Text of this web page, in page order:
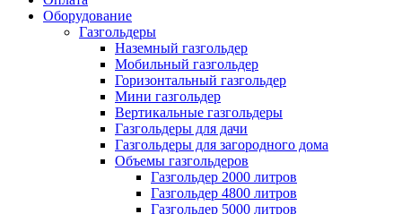
Оборудование
Газгольдеры
Наземный газгольдер
Мобильный газгольдер
Горизонтальный газгольдер
Мини газгольдер
Вертикальные газгольдеры
Газгольдеры для дачи
Газгольдеры для загородного дома
Объемы газгольдеров
Газгольдер 2000 литров
Газгольдер 4800 литров
Газгольдер 5000 литров